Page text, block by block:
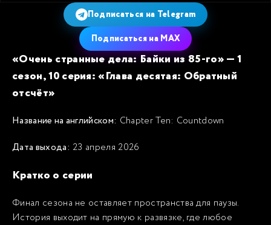
Подписаться на Telegram
Подписаться на MAX
«Очень странные дела: Байки из 85-го» — 1
сезон, 10 серия: «Глава десятая: Обратный
отсчёт»
Название на английском: Chapter Ten: Countdown
Дата выхода: 23 апреля 2026
Кратко о серии
Финал сезона не оставляет пространства для паузы.
История выходит на прямую к развязке, где любое